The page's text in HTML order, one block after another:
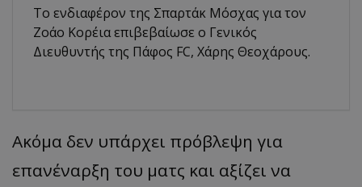
Το ενδιαφέρον της Σπαρτάκ Μόσχας για τον
Ζοάο Κορέια επιβεβαίωσε ο Γενικός
Διευθυντής της Πάφος FC, Χάρης Θεοχάρους.
Ακόμα δεν υπάρχει πρόβλεψη για
επανέναρξη του ματς και αξίζει να